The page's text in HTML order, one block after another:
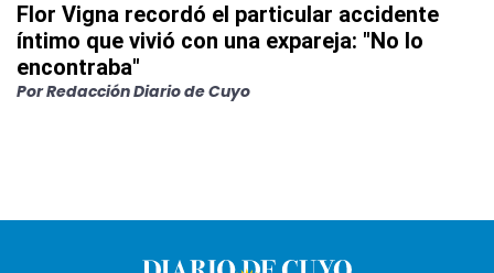
Flor Vigna recordó el particular accidente
íntimo que vivió con una expareja: "No lo
encontraba"
PorRedacción Diario de Cuyo